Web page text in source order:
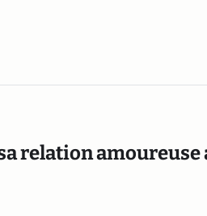
relation amoureuse